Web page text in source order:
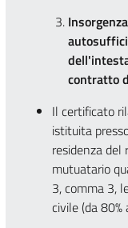
contratto
Il certificato
istituita
residenza del
mutuatario
3, comma 3,
civile (da 80%